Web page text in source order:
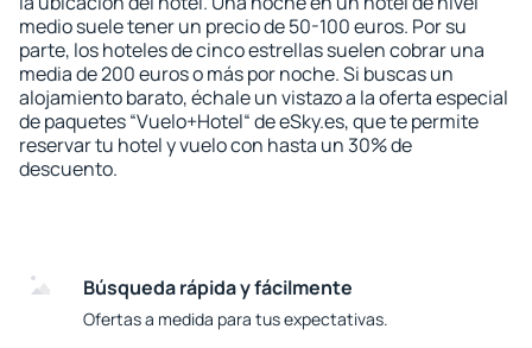
medio suele tener un precio de 50-100 euros. Por su
parte, los hoteles de cinco estrellas suelen cobrar una
media de 200 euros o más por noche. Si buscas un
alojamiento barato, échale un vistazo a la oferta especial
de paquetes “Vuelo+Hotel“ de eSky.es, que te permite
reservar tu hotel y vuelo con hasta un 30% de
descuento.
Búsqueda rápida y fácilmente
Ofertas a medida para tus expectativas.